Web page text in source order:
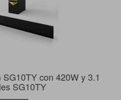
con 420W y 3.1
SG10TY